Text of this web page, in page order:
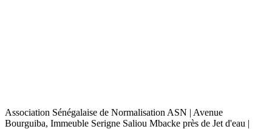
Association Sénégalaise de Normalisation ASN | Avenue
Bourguiba, Immeuble Serigne Saliou Mbacke près de Jet d'eau |